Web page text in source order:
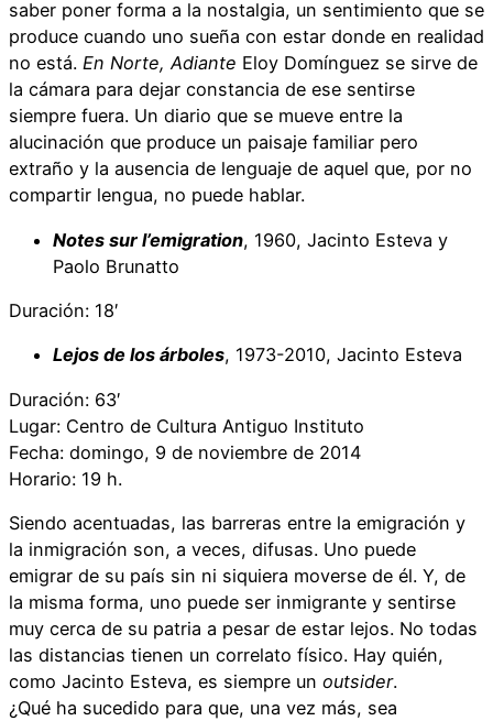
saber poner forma a la nostalgia, un sentimiento que se
produce cuando uno sueña con estar donde en realidad
no está. En Norte, Adiante Eloy Domínguez se sirve de
la cámara para dejar constancia de ese sentirse
siempre fuera. Un diario que se mueve entre la
alucinación que produce un paisaje familiar pero
extraño y la ausencia de lenguaje de aquel que, por no
compartir lengua, no puede hablar.
Notes sur l’emigration, 1960, Jacinto Esteva y
Paolo Brunatto
Duración: 18′
Lejos de los árboles, 1973-2010, Jacinto Esteva
Duración: 63′
Lugar: Centro de Cultura Antiguo Instituto
Fecha: domingo, 9 de noviembre de 2014
Horario: 19 h.
Siendo acentuadas, las barreras entre la emigración y
la inmigración son, a veces, difusas. Uno puede
emigrar de su país sin ni siquiera moverse de él. Y, de
la misma forma, uno puede ser inmigrante y sentirse
muy cerca de su patria a pesar de estar lejos. No todas
las distancias tienen un correlato físico. Hay quién,
como Jacinto Esteva, es siempre un outsider.
¿Qué ha sucedido para que, una vez más, sea